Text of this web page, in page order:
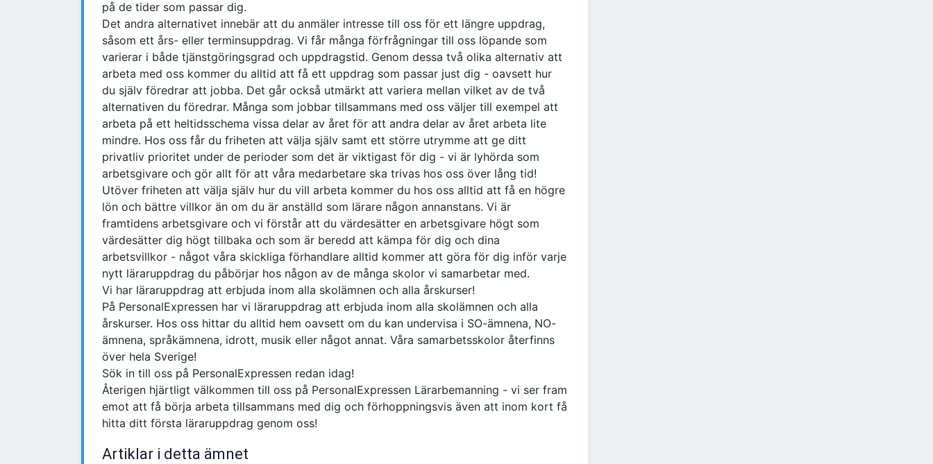
på de tider som passar dig.
Det andra alternativet innebär att du anmäler intresse till oss för ett längre uppdrag,
såsom ett års- eller terminsuppdrag. Vi får många förfrågningar till oss löpande som
varierar i både tjänstgöringsgrad och uppdragstid. Genom dessa två olika alternativ att
arbeta med oss kommer du alltid att få ett uppdrag som passar just dig - oavsett hur
du själv föredrar att jobba. Det går också utmärkt att variera mellan vilket av de två
alternativen du föredrar. Många som jobbar tillsammans med oss väljer till exempel att
arbeta på ett heltidsschema vissa delar av året för att andra delar av året arbeta lite
mindre. Hos oss får du friheten att välja själv samt ett större utrymme att ge ditt
privatliv prioritet under de perioder som det är viktigast för dig - vi är lyhörda som
arbetsgivare och gör allt för att våra medarbetare ska trivas hos oss över lång tid!
Utöver friheten att välja själv hur du vill arbeta kommer du hos oss alltid att få en högre
lön och bättre villkor än om du är anställd som lärare någon annanstans. Vi är
framtidens arbetsgivare och vi förstår att du värdesätter en arbetsgivare högt som
värdesätter dig högt tillbaka och som är beredd att kämpa för dig och dina
arbetsvillkor - något våra skickliga förhandlare alltid kommer att göra för dig inför varje
nytt läraruppdrag du påbörjar hos någon av de många skolor vi samarbetar med.
Vi har läraruppdrag att erbjuda inom alla skolämnen och alla årskurser!
På PersonalExpressen har vi läraruppdrag att erbjuda inom alla skolämnen och alla
årskurser. Hos oss hittar du alltid hem oavsett om du kan undervisa i SO-ämnena, NO-
ämnena, språkämnena, idrott, musik eller något annat. Våra samarbetsskolor återfinns
över hela Sverige!
Sök in till oss på PersonalExpressen redan idag!
Återigen hjärtligt välkommen till oss på PersonalExpressen Lärarbemanning - vi ser fram
emot att få börja arbeta tillsammans med dig och förhoppningsvis även att inom kort få
hitta ditt första läraruppdrag genom oss!
Artiklar i detta ämnet